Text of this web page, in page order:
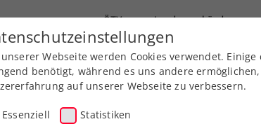
ÖTV Landesverbände
Ausbildung Services Über uns
Webseite werden Cookies verwendet. Einige
benötigt, während es uns andere
auf unserer Webseite zu verbessern.
Essenziell Statistiken